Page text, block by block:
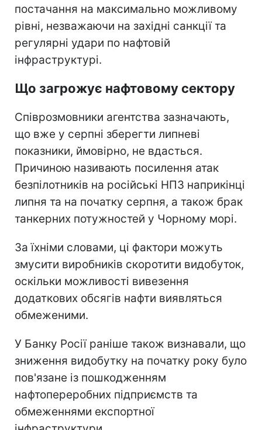
постачання на максимально можливому
рівні, незважаючи на західні санкції та
регулярні удари по нафтовій
інфраструктурі.
Що загрожує нафтовому сектору
Співрозмовники агентства зазначають,
що вже у серпні зберегти липневі
показники, ймовірно, не вдасться.
Причиною називають посилення атак
безпілотників на російські НПЗ наприкінці
липня та на початку серпня, а також брак
танкерних потужностей у Чорному морі.
За їхніми словами, ці фактори можуть
змусити виробників скоротити видобуток,
оскільки можливості вивезення
додаткових обсягів нафти виявляться
обмеженими.
У Банку Росії раніше також визнавали, що
зниження видобутку на початку року було
пов'язане із пошкодженням
нафтопереробних підприємств та
обмеженнями експортної